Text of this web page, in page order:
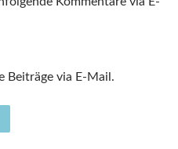
Beiträge via E-Mail.